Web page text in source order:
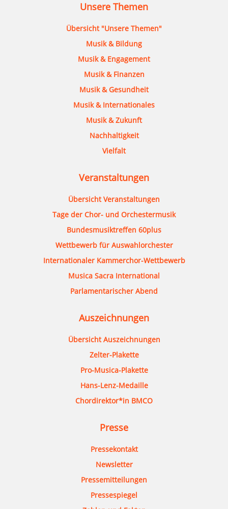
Unsere Themen
Übersicht "Unsere Themen"
Musik & Bildung
Musik & Engagement
Musik & Finanzen
Musik & Gesundheit
Musik & Internationales
Musik & Zukunft
Nachhaltigkeit
Vielfalt
Veranstaltungen
Übersicht Veranstaltungen
Tage der Chor- und Orchestermusik
Bundesmusiktreffen 60plus
Wettbewerb für Auswahlorchester
Internationaler Kammerchor-Wettbewerb
Musica Sacra International
Parlamentarischer Abend
Auszeichnungen
Übersicht Auszeichnungen
Zelter-Plakette
Pro-Musica-Plakette
Hans-Lenz-Medaille
Chordirektor*in BMCO
Presse
Pressekontakt
Newsletter
Pressemitteilungen
Pressespiegel